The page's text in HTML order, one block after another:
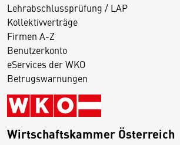
Lehrabschlussprüfung / LAP
Kollektivverträge
Firmen A-Z
Benutzerkonto
eServices der WKO
Betrugswarnungen
Wirtschaftskammer Österreich